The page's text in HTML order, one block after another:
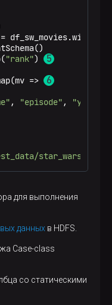
=
"rank")
=>
, "episode" , "year"
для выполнения
данных в HDFS.
Сase-class
со статическими